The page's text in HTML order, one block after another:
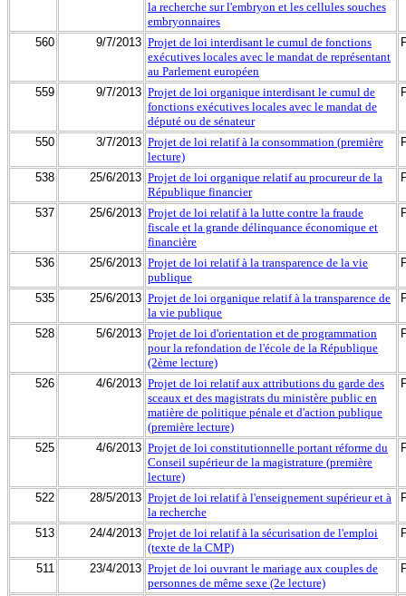
la recherche sur l'embryon et les cellules souches
embryonnaires
560 9/7/2013 Projet de loi interdisant le cumul de fonctions
exécutives locales avec le mandat de représentant
au Parlement européen
559 9/7/2013 Projet de loi organique interdisant le cumul de
fonctions exécutives locales avec le mandat de
député ou de sénateur
550 3/7/2013 Projet de loi relatif à la consommation (première
lecture)
538 25/6/2013 Projet de loi organique relatif au procureur de la
République financier
537 25/6/2013 Projet de loi relatif à la lutte contre la fraude
fiscale et la grande délinquance économique et
financière
536 25/6/2013 Projet de loi relatif à la transparence de la vie
publique
535 25/6/2013 Projet de loi organique relatif à la transparence de
la vie publique
528 5/6/2013 Projet de loi d'orientation et de programmation
pour la refondation de l'école de la République
(2ème lecture)
526 4/6/2013 Projet de loi relatif aux attributions du garde des
sceaux et des magistrats du ministère public en
matière de politique pénale et d'action publique
(première lecture)
525 4/6/2013 Projet de loi constitutionnelle portant réforme du
Conseil supérieur de la magistrature (première
lecture)
522 28/5/2013 Projet de loi relatif à l'enseignement supérieur et à
la recherche
513 24/4/2013 Projet de loi relatif à la sécurisation de l'emploi
(texte de la CMP)
511 23/4/2013 Projet de loi ouvrant le mariage aux couples de
personnes de même sexe (2e lecture)